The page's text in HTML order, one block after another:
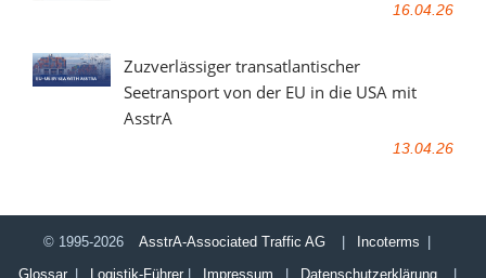
16.04.26
Zuzverlässiger transatlantischer
Seetransport von der EU in die USA mit
AsstrA
13.04.26
© 1995-2026 AsstrA-Associated Traffic AG Incoterms
Glossar| Logistik-Führer| Impressum Datenschutzerklärung